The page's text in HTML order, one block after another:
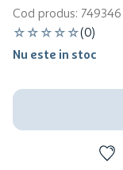
Cod produs: 749346
☆ ☆ ☆ ☆ ☆(0)
Nu este in stoc